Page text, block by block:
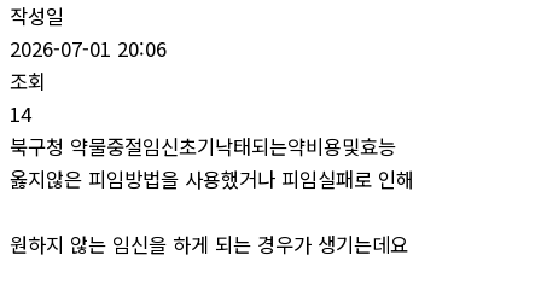
작성일
2026-07-01 20:06
조회
14
북구청 약물중절임신초기낙태되는약비용및효능
옳지않은 피임방법을 사용했거나 피임실패로 인해
원하지 않는 임신을 하게 되는 경우가 생기는데요